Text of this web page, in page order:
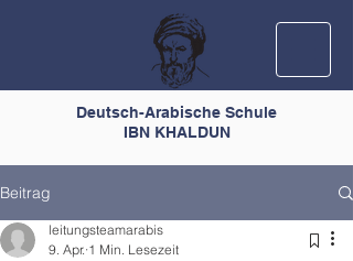
Deutsch-Arabische Schule
IBN KHALDUN
Beitrag
leitungsteamarabis
9. Apr. 1 Min. Lesezeit